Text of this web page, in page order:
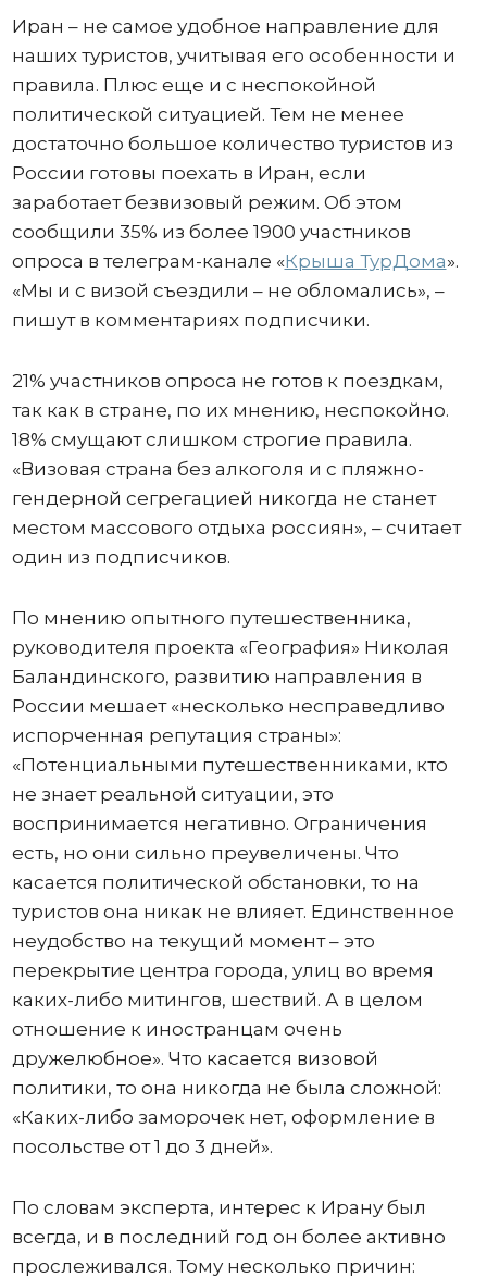
Иран – не самое удобное направление для
наших туристов, учитывая его особенности и
правила. Плюс еще и с неспокойной
политической ситуацией. Тем не менее
достаточно большое количество туристов из
России готовы поехать в Иран, если
заработает безвизовый режим. Об этом
сообщили 35% из более 1900 участников
опроса в телеграм-канале «Крыша ТурДома».
«Мы и с визой съездили – не обломались», –
пишут в комментариях подписчики.
21% участников опроса не готов к поездкам,
так как в стране, по их мнению, неспокойно.
18% смущают слишком строгие правила.
«Визовая страна без алкоголя и с пляжно-
гендерной сегрегацией никогда не станет
местом массового отдыха россиян», – считает
один из подписчиков.
По мнению опытного путешественника,
руководителя проекта «География» Николая
Баландинского, развитию направления в
России мешает «несколько несправедливо
испорченная репутация страны»:
«Потенциальными путешественниками, кто
не знает реальной ситуации, это
воспринимается негативно. Ограничения
есть, но они сильно преувеличены. Что
касается политической обстановки, то на
туристов она никак не влияет. Единственное
неудобство на текущий момент – это
перекрытие центра города, улиц во время
каких-либо митингов, шествий. А в целом
отношение к иностранцам очень
дружелюбное». Что касается визовой
политики, то она никогда не была сложной:
«Каких-либо заморочек нет, оформление в
посольстве от 1 до 3 дней».
По словам эксперта, интерес к Ирану был
всегда, и в последний год он более активно
прослеживался. Тому несколько причин: